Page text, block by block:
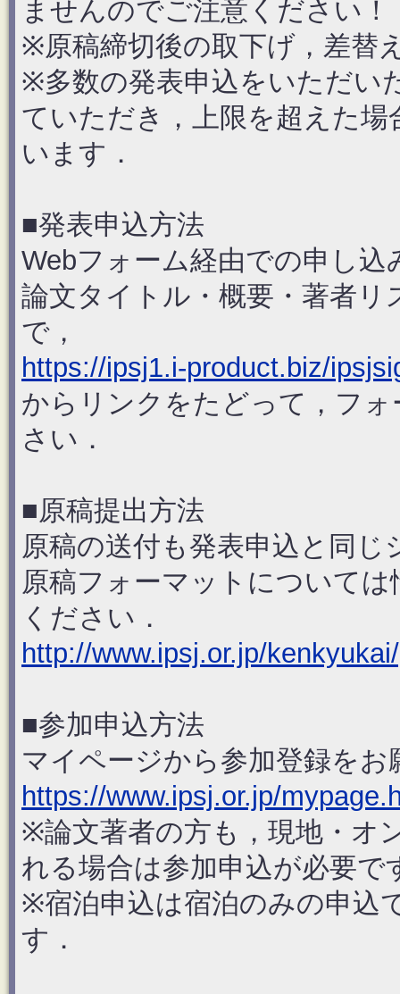
ませんのでご注意ください！
※原稿締切後の取下げ，差替
※多数の発表申込をいただい
ていただき，上限を超えた
います．
■発表申込方法
Webフォーム経由での申し込
論文タイトル・概要・著者
で，
https://ipsj1.i-product.biz/
からリンクをたどって，フ
さい．
■原稿提出方法
原稿の送付も発表申込と同
原稿フォーマットについて
ください．
http://www.ipsj.or.jp/
■参加申込方法
マイページから参加登録をお
https://www.ipsj.or.jp/
※論文著者の方も，現地・オ
れる場合は参加申込が必要で
※宿泊申込は宿泊のみの申込
す．